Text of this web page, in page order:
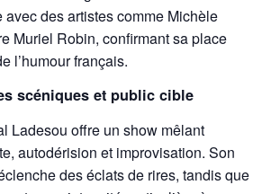
avec des artistes comme Michèle
Muriel Robin, confirmant sa place
l’humour français.
scéniques et public cible
Ladesou offre un show mêlant
autodérision et improvisation. Son
des éclats de rires, tandis que